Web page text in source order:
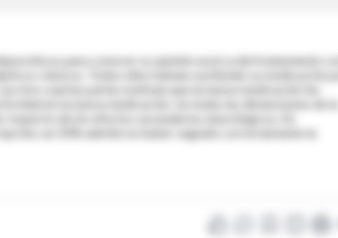
para conocer su opinión acerca del tratamiento
en la nueva medicación en todas las dimensiones de la
un 50% admite no haber seguido correctamente la